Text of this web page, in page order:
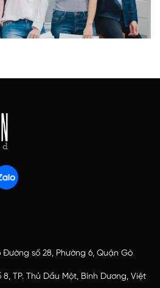
Đường số 28, Phường 6, Quận Gò
8, TP. Thủ Dầu Một, Bình Dương, Việt